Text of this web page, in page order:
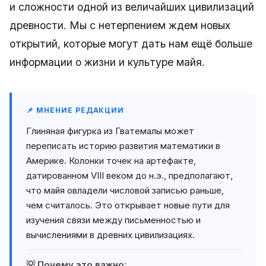
и сложности одной из величайших цивилизаций
древности. Мы с нетерпением ждем новых
открытий, которые могут дать нам ещё больше
информации о жизни и культуре майя.
📌 МНЕНИЕ РЕДАКЦИИ
Глиняная фигурка из Гватемалы может
переписать историю развития математики в
Америке. Колонки точек на артефакте,
датированном VIII веком до н.э., предполагают,
что майя овладели числовой записью раньше,
чем считалось. Это открывает новые пути для
изучения связи между письменностью и
вычислениями в древних цивилизациях.